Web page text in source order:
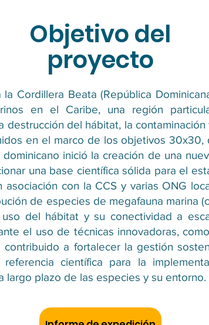
Objetivo del
proyecto
Cordillera Beata (República
en el Caribe, una región
del hábitat, la
en el marco de los objetivos
inició la creación de una
una base científica sólida para el
con la CCS y varias ONG
de especies de megafauna marina
del hábitat y su conectividad a
el uso de técnicas innovadoras,
a fortalecer la gestión
científica para la
largo plazo de las especies y su entorno.